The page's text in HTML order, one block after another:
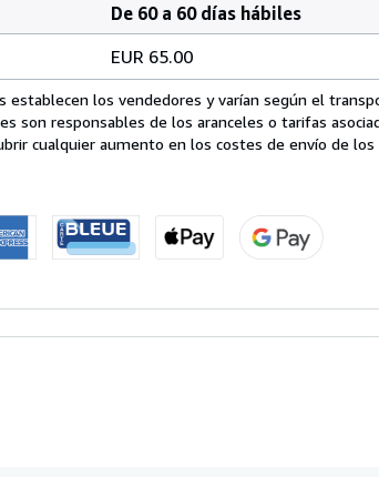
De 60 a 60 días hábiles
EUR 65.00
establecen los vendedores y varían según el
son responsables de los aranceles o tarifas
cualquier aumento en los costes de envío de los